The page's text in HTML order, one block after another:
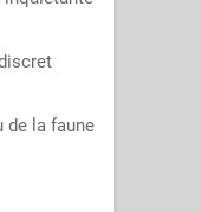
de la faune